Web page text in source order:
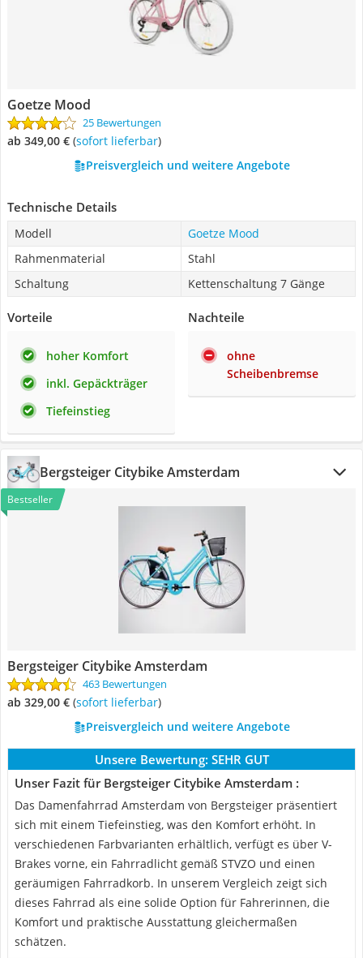
Goetze Mood
25 Bewertungen
ab 349,00 € ( Sofort lieferbar)
Preisvergleich und weitere Angebote
Technische Details
Modell
Goetze Mood
Rahmenmaterial
Stahl
Schaltung
Kettenschaltung 7 Gänge
Vorteile
hoher Komfort
inkl. Gepäckträger
Tiefeinstieg
Nachteile
ohne
Scheibenbremse
Bergsteiger Citybike Amsterdam
Bestseller
Bergsteiger Citybike Amsterdam
463 Bewertungen
ab 329,00 € ( Sofort lieferbar)
Preisvergleich und weitere Angebote
Unsere Bewertung: SEHR GUT
Unser Fazit für Bergsteiger Citybike Amsterdam :
Das Damenfahrrad Amsterdam von Bergsteiger präsentiert
sich mit einem Tiefeinstieg, was den Komfort erhöht. In
verschiedenen Farbvarianten erhältlich, verfügt es über V-
Brakes vorne, ein Fahrradlicht gemäß STVZO und einen
geräumigen Fahrradkorb. In unserem Vergleich zeigt sich
dieses Fahrrad als eine solide Option für Fahrerinnen, die
Komfort und praktische Ausstattung gleichermaßen
schätzen.